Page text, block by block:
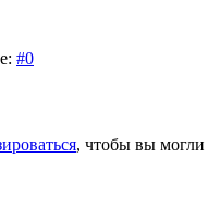
#0
, чтобы вы могли